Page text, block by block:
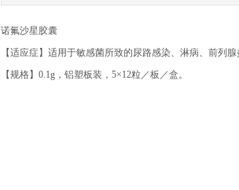
诺氟沙星胶囊
【适应症】适用于敏感菌所致的尿路感染、淋病、前列
【规格】0.1g，铝塑板装，5×12粒／板／盒。